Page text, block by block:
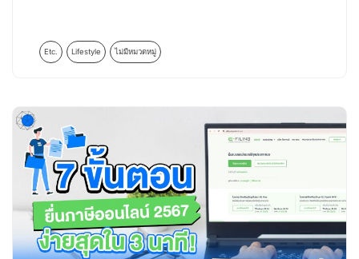
Etc. Lifestyle ไม่มีหมวดหมู่